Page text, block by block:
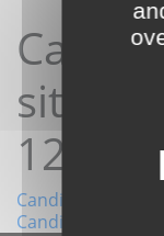
site
Candidature
Candidature